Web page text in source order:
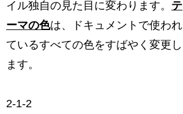
イル独自の見た目に変わります。 テ
ーマの色は、ドキュメントで使われ
ているすべての色をすばやく変更し
ます。
2-1-2